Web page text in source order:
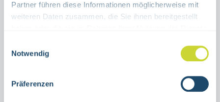
Partner führen diese Informationen möglicherweise mit
weiteren Daten zusammen, die Sie ihnen bereitgestellt
Notwendig
Präferenzen